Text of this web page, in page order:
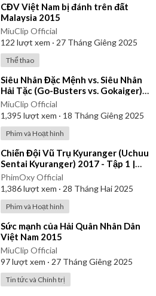
⁣CĐV Việt Nam bị đánh trên đất
Malaysia 2015
MiuClip Official
122 lượt xem · 27 Tháng Giêng 2025
Thể thao
⁣Siêu Nhân Đặc Mệnh vs. Siêu Nhân
Hải Tặc (Go-Busters vs. Gokaiger) |
Vietsub
MiuClip Official
1,395 lượt xem · 18 Tháng Giêng 2025
Phim và Hoạt hình
⁣Chiến Đội Vũ Trụ Kyuranger (Uchuu
Sentai Kyuranger) 2017 - Tập 1 |
Thuyết Minh
PhimOxy Official
1,386lượt xem · 28 Tháng Hai 2025
Phim và Hoạt hình
⁣Sức mạnh của Hải Quân Nhân Dân
Việt Nam 2015
MiuClip Official
97lượt xem · 27 Tháng Giêng 2025
Tin tức và Chính trị